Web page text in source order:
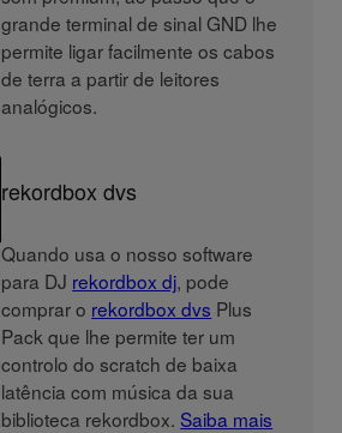
grande terminal de sinal GND lhe
permite ligar facilmente os cabos
de terra a partir de leitores
analógicos.
rekordbox dvs
Quando usa o nosso software
para DJ rekordbox dj, pode
comprar o rekordbox dvs Plus
Pack que lhe permite ter um
controlo do scratch de baixa
latência com música da sua
biblioteca rekordbox. Saiba mais